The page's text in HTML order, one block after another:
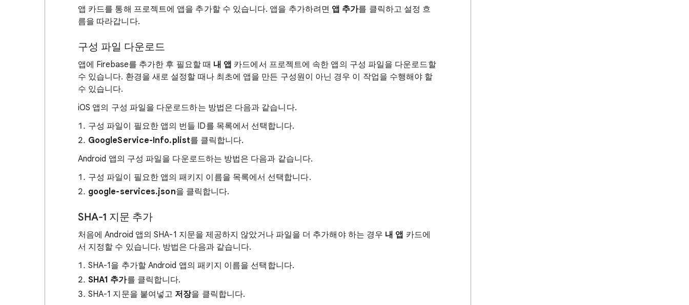
앱 카드를 통해 프로젝트에 앱을 추가할 수 있습니다. 앱을 추가하려면 앱 추가를 클릭하고 설정 흐
름을 따라갑니다.
구성 파일 다운로드
앱에 Firebase를 추가한 후 필요할 때 내 앱 카드에서 프로젝트에 속한 앱의 구성 파일을 다운로드할
수 있습니다. 환경을 새로 설정할 때나 최초에 앱을 만든 구성원이 아닌 경우 이 작업을 수행해야 할
수 있습니다.
iOS 앱의 구성 파일을 다운로드하는 방법은 다음과 같습니다.
구성 파일이 필요한 앱의 번들 ID를 목록에서 선택합니다.
GoogleService-Info.plist를 클릭합니다.
Android 앱의 구성 파일을 다운로드하는 방법은 다음과 같습니다.
구성 파일이 필요한 앱의 패키지 이름을 목록에서 선택합니다.
google-services.json을 클릭합니다.
SHA-1 지문 추가
처음에 Android 앱의 SHA-1 지문을 제공하지 않았거나 파일을 더 추가해야 하는 경우 내 앱 카드에
서 지정할 수 있습니다. 방법은 다음과 같습니다.
SHA-1을 추가할 Android 앱의 패키지 이름을 선택합니다.
SHA1 추가를 클릭합니다.
SHA-1 지문을 붙여넣고 저장을 클릭합니다.